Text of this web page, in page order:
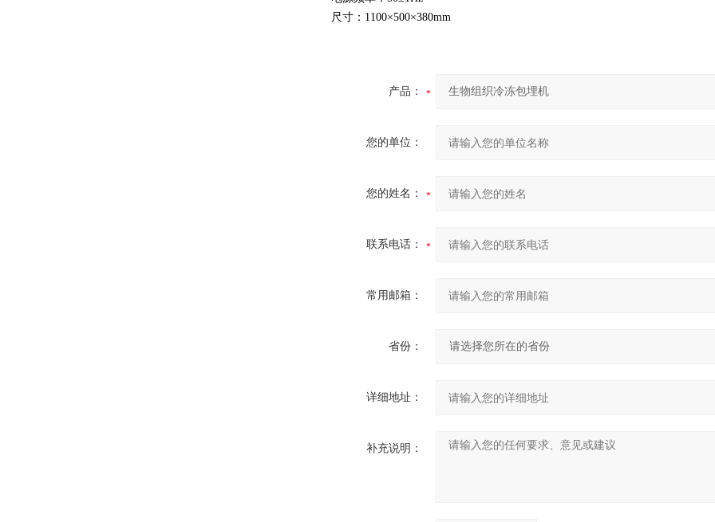
尺寸：1100×500×380mm
产品：
您的单位：
您的姓名：
联系电话：
常用邮箱：
省份：
详细地址：
补充说明：